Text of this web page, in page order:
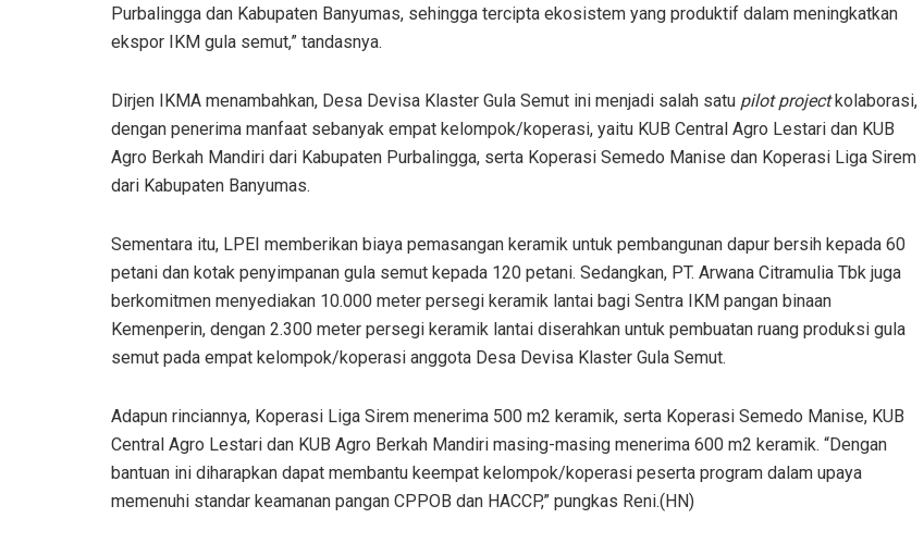
Purbalingga dan Kabupaten Banyumas, sehingga tercipta ekosistem yang produktif dalam meningkatkan
ekspor IKM gula semut,” tandasnya.
Dirjen IKMA menambahkan, Desa Devisa Klaster Gula Semut ini menjadi salah satu pilot project kolaborasi,
dengan penerima manfaat sebanyak empat kelompok/koperasi, yaitu KUB Central Agro Lestari dan KUB
Agro Berkah Mandiri dari Kabupaten Purbalingga, serta Koperasi Semedo Manise dan Koperasi Liga Sirem
dari Kabupaten Banyumas.
Sementara itu, LPEI memberikan biaya pemasangan keramik untuk pembangunan dapur bersih kepada 60
petani dan kotak penyimpanan gula semut kepada 120 petani. Sedangkan, PT. Arwana Citramulia Tbk juga
berkomitmen menyediakan 10.000 meter persegi keramik lantai bagi Sentra IKM pangan binaan
Kemenperin, dengan 2.300 meter persegi keramik lantai diserahkan untuk pembuatan ruang produksi gula
semut pada empat kelompok/koperasi anggota Desa Devisa Klaster Gula Semut.
Adapun rinciannya, Koperasi Liga Sirem menerima 500 m2 keramik, serta Koperasi Semedo Manise, KUB
Central Agro Lestari dan KUB Agro Berkah Mandiri masing-masing menerima 600 m2 keramik. “Dengan
bantuan ini diharapkan dapat membantu keempat kelompok/koperasi peserta program dalam upaya
memenuhi standar keamanan pangan CPPOB dan HACCP,” pungkas Reni.(HN)